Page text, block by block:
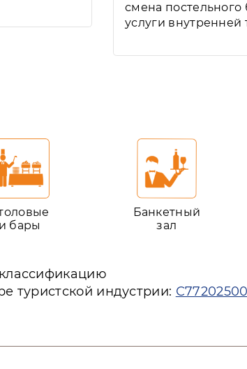
смена постельного
услуги
и бары
Банкетный
зал
туристской индустрии: